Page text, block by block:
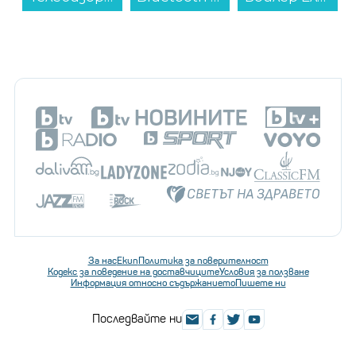
За насЕкипПолитика за поверителност
Кодекс за поведение на доставчицитеУсловия за ползване
Информация относно съдържаниетоПишете ни
Последвайте ни